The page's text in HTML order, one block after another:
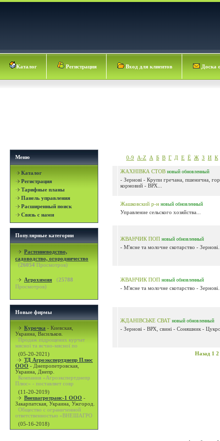
Каталог Регистрация Вход для клиентов Доска
Меню
Каталог
Регистрация
Тарифные планы
Панель управления
Расширенный поиск
Связь с нами
Популярные категории
Растениеводство,
садоводство, огородничество
(26054 Просмотров)
Агрохимия (25788
Просмотров)
Новые фирмы
Курочка - Киевская,
Украина, Васильков.
Продаж підрощених курчат
мясної та яєчно-мясної по
(05-20-2021)
ТД Агроэкспертднепр Плюс
ООО - Днепропетровская,
Украина, Днепр.
Компания «Агроэкспертднепр
Плюс» - поставляет совр
(11-20-2019)
Внешагротранс-1 ООО -
Закарпатская, Украина, Ужгород.
Общество с ограниченной
ответственностью «ВНЕШАГРО
(05-16-2018)
0-9 A-Z А Б В Г Д Е Ё Ж З И К
ЖАХНІВКА СТОВ новый обновленный
- Зернові - Крупи гречана, пшенична,
кормовий - ВРХ...
Жашковский р-н новый обновленный
Управление сельского хозяйства...
ЖВАНЧИК ПОП новый обновленный
- М'ясне та молочне скотарство -
ЖВАНЧИК ПОП новый обновленный
- М'ясне та молочне скотарство -
ЖДАНІВСЬКЕ СВАТ новый обновленный
- Зернові - ВРХ, свині - Соняшник -
Назад 1 2